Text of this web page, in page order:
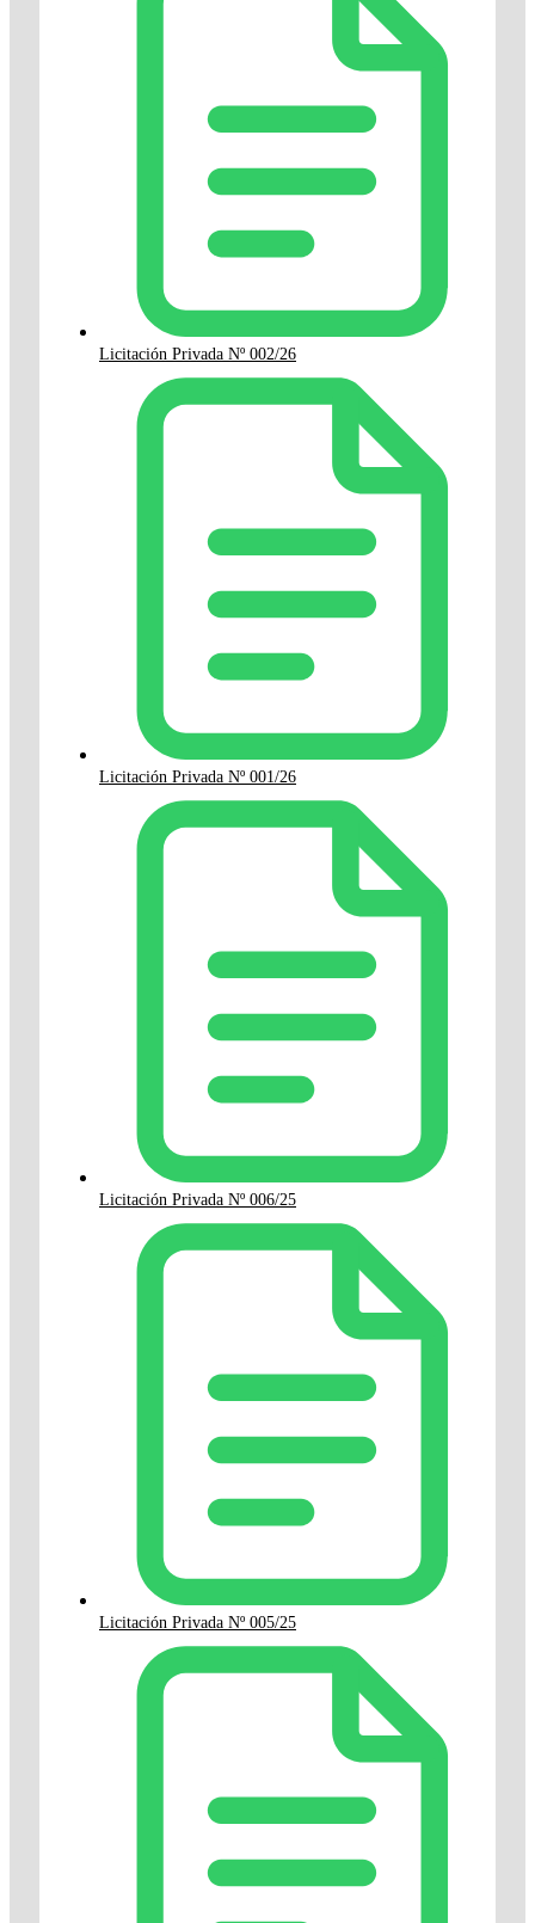
Licitación Privada Nº 002/26
Licitación Privada Nº 001/26
Licitación Privada Nº 006/25
Licitación Privada Nº 005/25